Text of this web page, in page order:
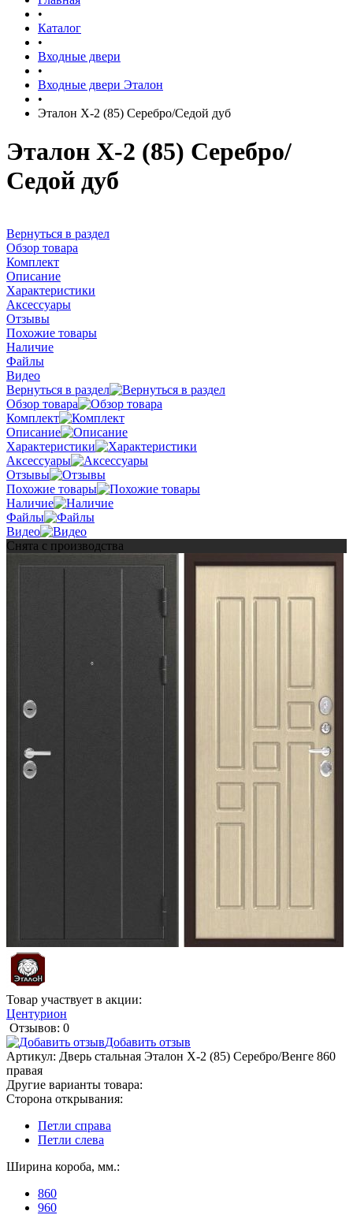
•
Каталог
•
Входные двери
•
Входные двери Эталон
•
Эталон Х-2 (85) Серебро/Седой дуб
Эталон Х-2 (85) Серебро/
Седой дуб
Вернуться в раздел
Обзор товара
Комплект
Описание
Характеристики
Аксессуары
Отзывы
Похожие товары
Наличие
Файлы
Видео
Вернуться в раздел
Обзор товара
Комплект
Описание
Характеристики
Аксессуары
Отзывы
Похожие товары
Наличие
Файлы
Видео
Снята с производства
Товар участвует в акции:
Центурион
Отзывов: 0
Добавить отзыв
Артикул: Дверь стальная Эталон Х-2 (85) Серебро/Венге 860
правая
Другие варианты товара:
Сторона открывания:
Петли справа
Петли слева
Ширина короба, мм.:
860
960